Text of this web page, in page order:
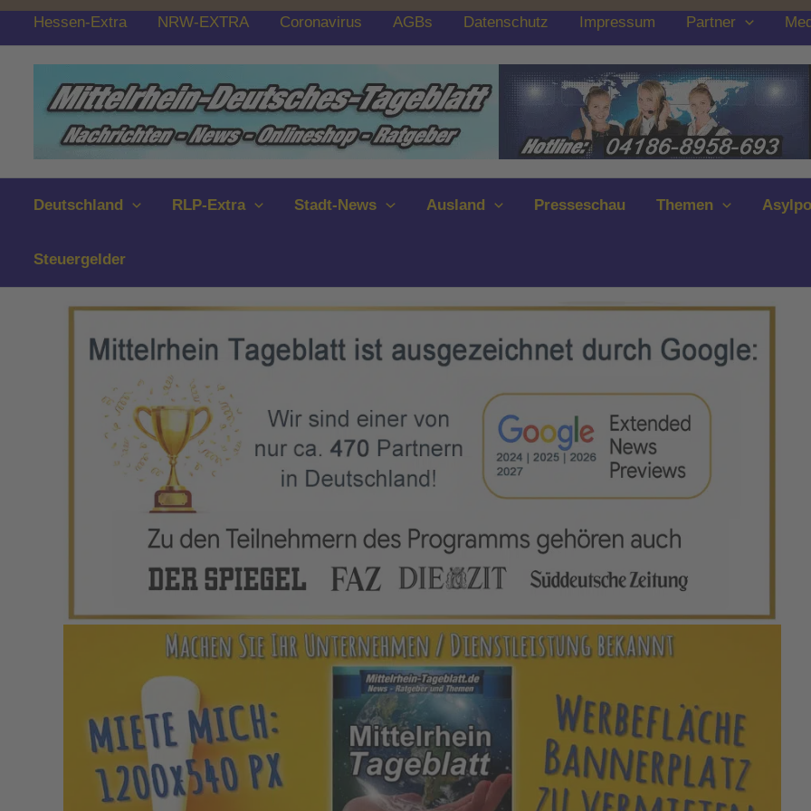
Zum
springen
Hessen-Extra NRW-EXTRA Coronavirus AGBs Datenschutz Impressum Partner
Deutschland RLP-Extra Stadt-News Ausland Presseschau Themen
Steuergelder